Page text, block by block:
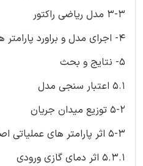
3-3 مدل ریاضی راکتور
4- اجرای مدل و براورد پارامتر های مدل و داده های واقعی
5- نتایج و بحث
5.1 اعتبار سنجی مدل
5-2 توزیع میدان جریان
5-3 اثر پارامتر های عملیاتی اصلی
5.3.1 اثر دمای گازی ورودی